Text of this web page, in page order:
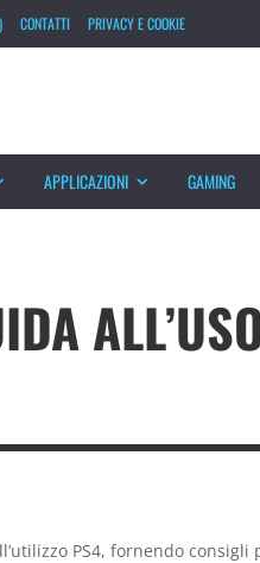
CONTATTI PRIVACY E COOKIE
APPLICAZIONI GAMING
PS4, fornendo